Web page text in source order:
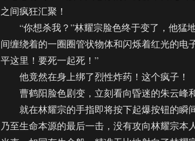
之间疯狂汇聚！
“你想杀我？”林耀宗脸色终于变了，他猛
间缠绕着的一圈圈管状物体和闪烁着红光的电
平这里！要死一起死！”
他竟然在身上绑了烈性炸药！这个疯子！
曹鹤阳脸色剧变，立刻看向昏迷的朱云峰和
就在林耀宗的手指即将按下起爆按钮的瞬
乃至生命本源的最后一击，没有攻向林耀宗本